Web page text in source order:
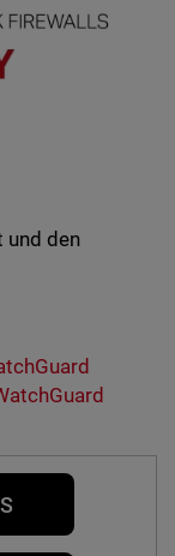
und den